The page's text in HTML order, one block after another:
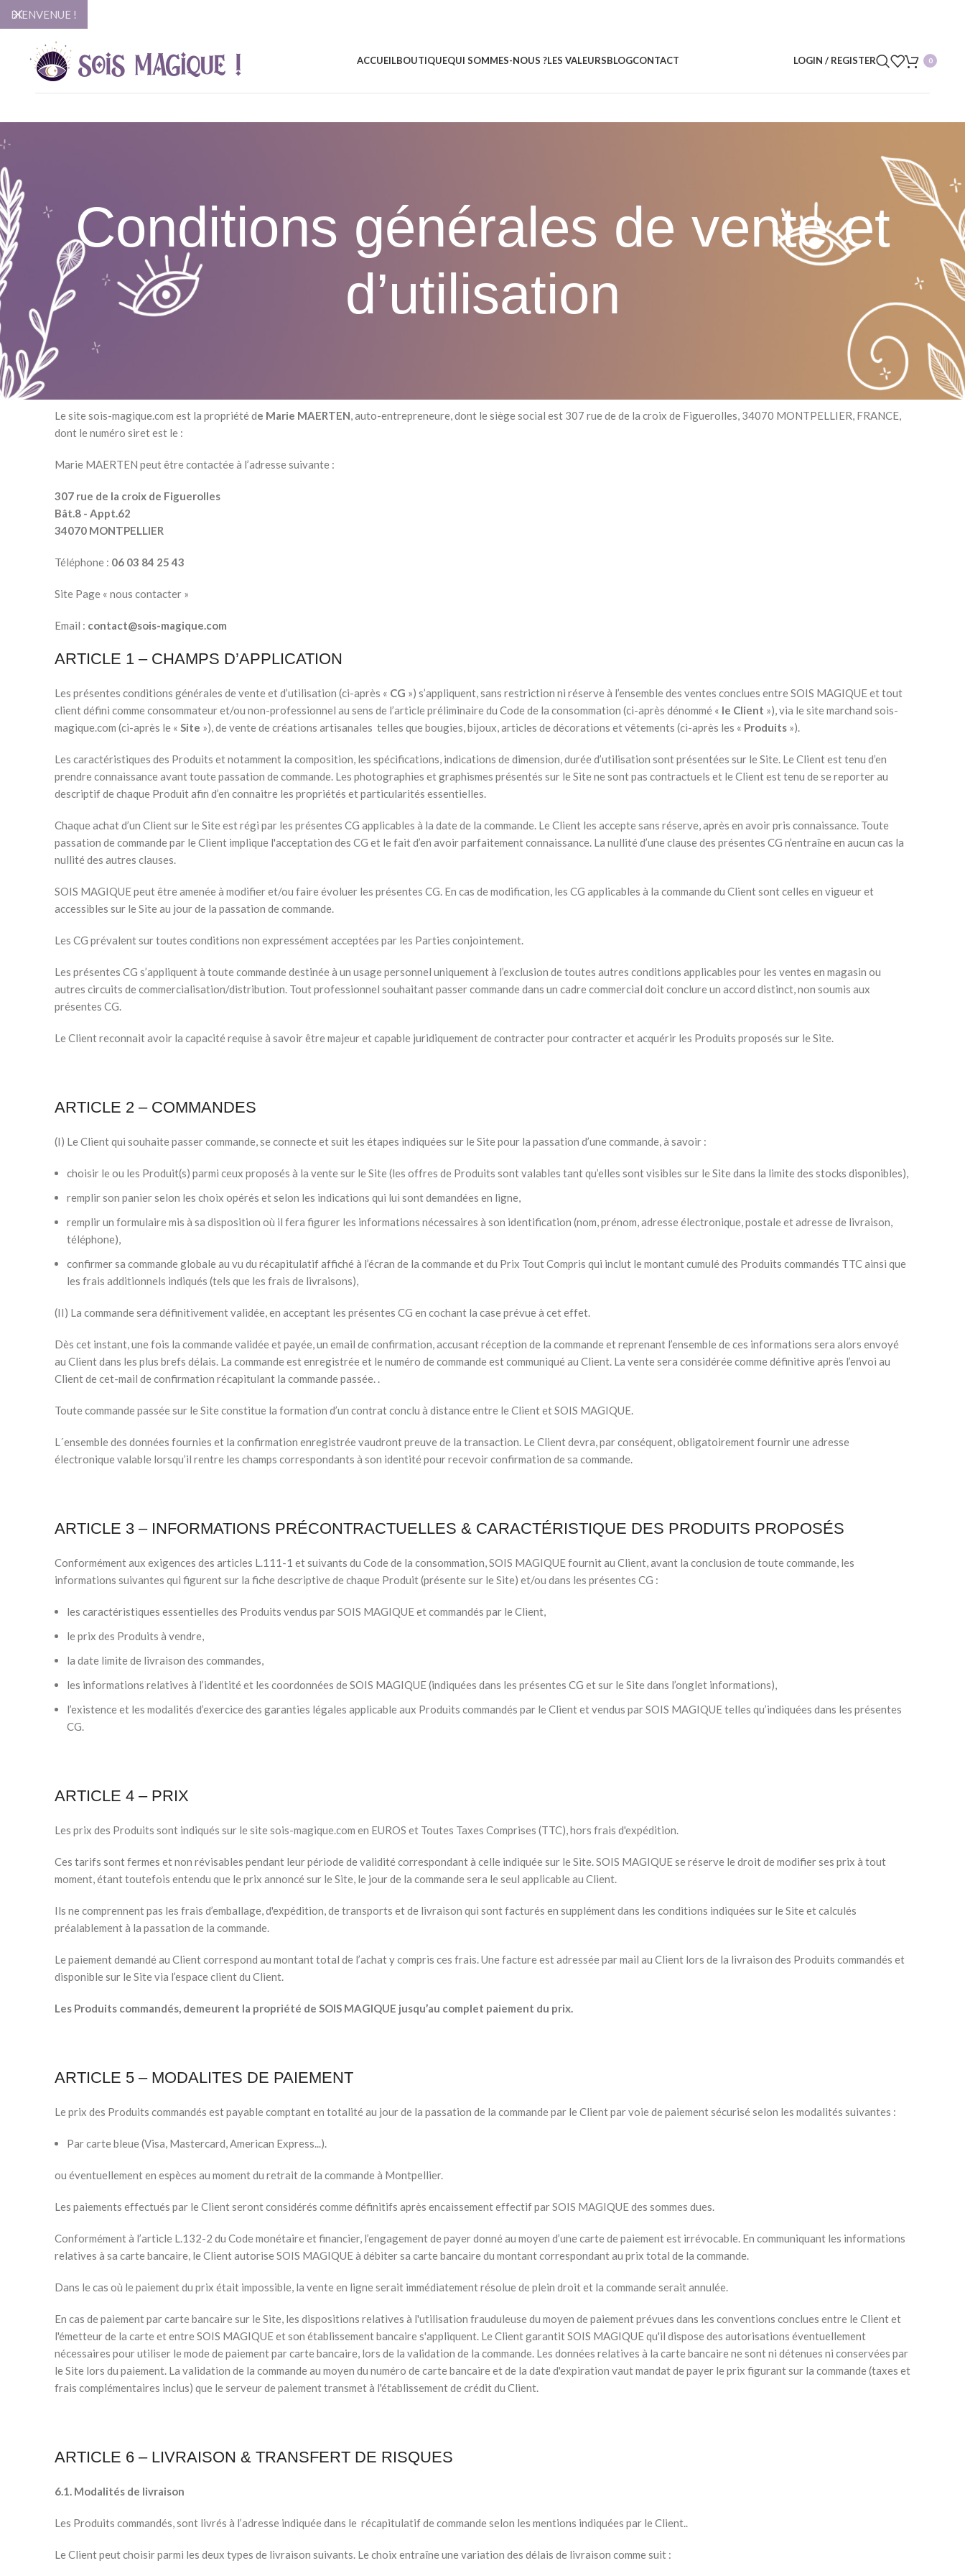
ACCUEILBOUTIQUEQUI SOMMES-NOUS ?LES VALEURSBLOGCONTACT LOGIN / REGISTER 0
Conditions générales de vente et
d’utilisation
Le site sois-magique.com est la propriété de Marie MAERTEN, auto-entrepreneure, dont le siège social est 307 rue de de la croix de Figuerolles, 34070 MONTPELLIER, FRANCE,
dont le numéro siret est le :
Marie MAERTEN peut être contactée à l’adresse suivante :
307 rue de la croix de Figuerolles
Bât.8 - Appt.62
34070 MONTPELLIER
Téléphone : 06 03 84 25 43
Site Page « nous contacter »
Email : contact@sois-magique.com
ARTICLE 1 – CHAMPS D’APPLICATION
Les présentes conditions générales de vente et d’utilisation (ci-après « CG ») s’appliquent, sans restriction ni réserve à l’ensemble des ventes conclues entre SOIS MAGIQUE et tout
client défini comme consommateur et/ou non-professionnel au sens de l’article préliminaire du Code de la consommation (ci-après dénommé « le Client »), via le site marchand sois-
magique.com (ci-après le « Site »), de vente de créations artisanales telles que bougies, bijoux, articles de décorations et vêtements (ci-après les « Produits »).
Les caractéristiques des Produits et notamment la composition, les spécifications, indications de dimension, durée d’utilisation sont présentées sur le Site. Le Client est tenu d’en
prendre connaissance avant toute passation de commande. Les photographies et graphismes présentés sur le Site ne sont pas contractuels et le Client est tenu de se reporter au
descriptif de chaque Produit afin d’en connaitre les propriétés et particularités essentielles.
Chaque achat d’un Client sur le Site est régi par les présentes CG applicables à la date de la commande. Le Client les accepte sans réserve, après en avoir pris connaissance. Toute
passation de commande par le Client implique l'acceptation des CG et le fait d’en avoir parfaitement connaissance. La nullité d’une clause des présentes CG n’entraîne en aucun cas la
nullité des autres clauses.
SOIS MAGIQUE peut être amenée à modifier et/ou faire évoluer les présentes CG. En cas de modification, les CG applicables à la commande du Client sont celles en vigueur et
accessibles sur le Site au jour de la passation de commande.
Les CG prévalent sur toutes conditions non expressément acceptées par les Parties conjointement.
Les présentes CG s’appliquent à toute commande destinée à un usage personnel uniquement à l’exclusion de toutes autres conditions applicables pour les ventes en magasin ou
autres circuits de commercialisation/distribution. Tout professionnel souhaitant passer commande dans un cadre commercial doit conclure un accord distinct, non soumis aux
présentes CG.
Le Client reconnait avoir la capacité requise à savoir être majeur et capable juridiquement de contracter pour contracter et acquérir les Produits proposés sur le Site.
ARTICLE 2 – COMMANDES
(I) Le Client qui souhaite passer commande, se connecte et suit les étapes indiquées sur le Site pour la passation d’une commande, à savoir :
choisir le ou les Produit(s) parmi ceux proposés à la vente sur le Site (les offres de Produits sont valables tant qu’elles sont visibles sur le Site dans la limite des stocks disponibles),
remplir son panier selon les choix opérés et selon les indications qui lui sont demandées en ligne,
remplir un formulaire mis à sa disposition où il fera figurer les informations nécessaires à son identification (nom, prénom, adresse électronique, postale et adresse de livraison,
téléphone),
confirmer sa commande globale au vu du récapitulatif affiché à l’écran de la commande et du Prix Tout Compris qui inclut le montant cumulé des Produits commandés TTC ainsi que
les frais additionnels indiqués (tels que les frais de livraisons),
(II) La commande sera définitivement validée, en acceptant les présentes CG en cochant la case prévue à cet effet.
Dès cet instant, une fois la commande validée et payée, un email de confirmation, accusant réception de la commande et reprenant l’ensemble de ces informations sera alors envoyé
au Client dans les plus brefs délais. La commande est enregistrée et le numéro de commande est communiqué au Client. La vente sera considérée comme définitive après l’envoi au
Client de cet-mail de confirmation récapitulant la commande passée. .
Toute commande passée sur le Site constitue la formation d’un contrat conclu à distance entre le Client et SOIS MAGIQUE.
L´ensemble des données fournies et la confirmation enregistrée vaudront preuve de la transaction. Le Client devra, par conséquent, obligatoirement fournir une adresse
électronique valable lorsqu’il rentre les champs correspondants à son identité pour recevoir confirmation de sa commande.
ARTICLE 3 – INFORMATIONS PRÉCONTRACTUELLES & CARACTÉRISTIQUE DES PRODUITS PROPOSÉS
Conformément aux exigences des articles L.111-1 et suivants du Code de la consommation, SOIS MAGIQUE fournit au Client, avant la conclusion de toute commande, les
informations suivantes qui figurent sur la fiche descriptive de chaque Produit (présente sur le Site) et/ou dans les présentes CG :
les caractéristiques essentielles des Produits vendus par SOIS MAGIQUE et commandés par le Client,
le prix des Produits à vendre,
la date limite de livraison des commandes,
les informations relatives à l’identité et les coordonnées de SOIS MAGIQUE (indiquées dans les présentes CG et sur le Site dans l’onglet informations),
l’existence et les modalités d’exercice des garanties légales applicable aux Produits commandés par le Client et vendus par SOIS MAGIQUE telles qu’indiquées dans les présentes
CG.
ARTICLE 4 – PRIX
Les prix des Produits sont indiqués sur le site sois-magique.com en EUROS et Toutes Taxes Comprises (TTC), hors frais d'expédition.
Ces tarifs sont fermes et non révisables pendant leur période de validité correspondant à celle indiquée sur le Site. SOIS MAGIQUE se réserve le droit de modifier ses prix à tout
moment, étant toutefois entendu que le prix annoncé sur le Site, le jour de la commande sera le seul applicable au Client.
Ils ne comprennent pas les frais d’emballage, d'expédition, de transports et de livraison qui sont facturés en supplément dans les conditions indiquées sur le Site et calculés
préalablement à la passation de la commande.
Le paiement demandé au Client correspond au montant total de l’achat y compris ces frais. Une facture est adressée par mail au Client lors de la livraison des Produits commandés et
disponible sur le Site via l’espace client du Client.
Les Produits commandés, demeurent la propriété de SOIS MAGIQUE jusqu’au complet paiement du prix.
ARTICLE 5 – MODALITES DE PAIEMENT
Le prix des Produits commandés est payable comptant en totalité au jour de la passation de la commande par le Client par voie de paiement sécurisé selon les modalités suivantes :
Par carte bleue (Visa, Mastercard, American Express...).
ou éventuellement en espèces au moment du retrait de la commande à Montpellier.
Les paiements effectués par le Client seront considérés comme définitifs après encaissement effectif par SOIS MAGIQUE des sommes dues.
Conformément à l’article L.132-2 du Code monétaire et financier, l’engagement de payer donné au moyen d’une carte de paiement est irrévocable. En communiquant les informations
relatives à sa carte bancaire, le Client autorise SOIS MAGIQUE à débiter sa carte bancaire du montant correspondant au prix total de la commande.
Dans le cas où le paiement du prix était impossible, la vente en ligne serait immédiatement résolue de plein droit et la commande serait annulée.
En cas de paiement par carte bancaire sur le Site, les dispositions relatives à l'utilisation frauduleuse du moyen de paiement prévues dans les conventions conclues entre le Client et
l'émetteur de la carte et entre SOIS MAGIQUE et son établissement bancaire s'appliquent. Le Client garantit SOIS MAGIQUE qu'il dispose des autorisations éventuellement
nécessaires pour utiliser le mode de paiement par carte bancaire, lors de la validation de la commande. Les données relatives à la carte bancaire ne sont ni détenues ni conservées par
le Site lors du paiement. La validation de la commande au moyen du numéro de carte bancaire et de la date d'expiration vaut mandat de payer le prix figurant sur la commande (taxes et
frais complémentaires inclus) que le serveur de paiement transmet à l'établissement de crédit du Client.
ARTICLE 6 – LIVRAISON & TRANSFERT DE RISQUES
6.1. Modalités de livraison
Les Produits commandés, sont livrés à l’adresse indiquée dans le récapitulatif de commande selon les mentions indiquées par le Client..
Le Client peut choisir parmi les deux types de livraison suivants. Le choix entraîne une variation des délais de livraison comme suit :
BIENVENUE !